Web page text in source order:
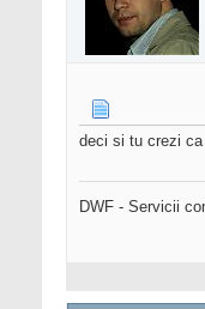
deci si tu crezi
DWF - Servicii